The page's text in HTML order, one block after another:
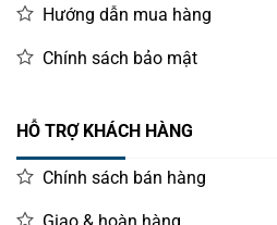
Hướng dẫn mua hàng
Chính sách bảo mật
HỖ TRỢ KHÁCH HÀNG
Chính sách bán hàng